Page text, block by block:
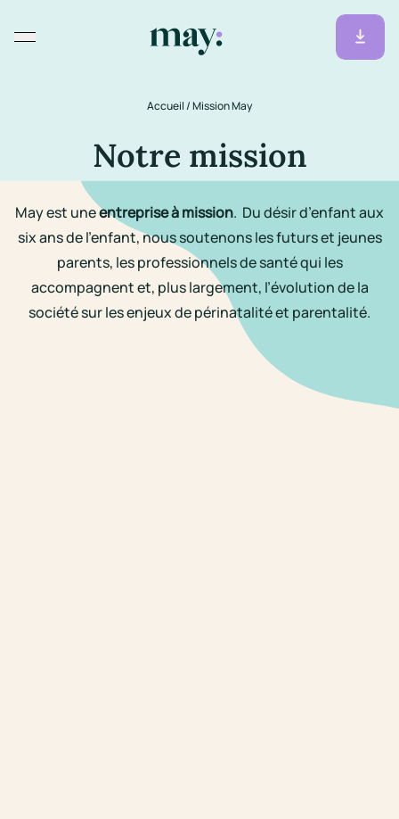
Accueil/Mission May
Notre mission
May est uneentreprise à mission. Du désir d’enfant aux
six ans de l’enfant, nous soutenons les futurs et jeunes
parents, les professionnels de santé qui les
accompagnent et, plus largement, l’évolution de la
société sur les enjeux de périnatalité et parentalité.